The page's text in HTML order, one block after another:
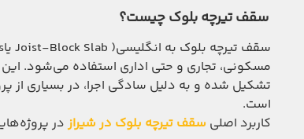
سقف تیرچه بلوک چیست؟
مسکونی، تجاری و حتی اداری استفاده می‌شود.
تشکیل شده و به دلیل سادگی اجرا، در بسیاری از
است.
کاربرد اصلی سقف تیرچه بلوک در شیرازدر